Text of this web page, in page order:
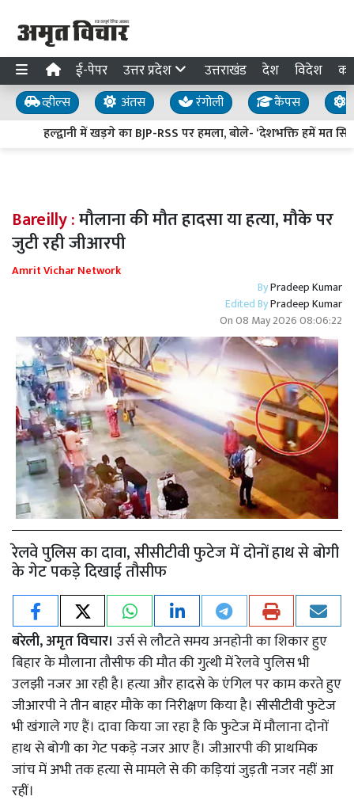
ई-पेपर उत्तर प्रदेश उत्तराखंड देश विदेश
व्हील्स अंतस रंगोली कैंपस
हल्द्वानी में खड़गे का BJP-RSS पर हमला, बोले- ‘देशभक्ति हमें मत
Bareilly :मौलाना की मौत हादसा या हत्या, मौके पर
जुटी रही जीआरपी
Amrit Vichar Network
ByPradeep Kumar
Edited ByPradeep Kumar
On08 May 2026 08:06:22
रेलवे पुलिस का दावा, सीसीटीवी फुटेज में दोनों हाथ से बोगी
के गेट पकड़े दिखाई तौसीफ
बरेली, अमृत विचार। उर्स से लौटते समय अनहोनी का शिकार हुए
बिहार के मौलाना तौसीफ की मौत की गुत्थी में रेलवे पुलिस भी
उलझी नजर आ रही है। हत्या और हादसे के एंगिल पर काम करते हुए
जीआरपी ने तीन बाहर मौके का निरीक्षण किया है। सीसीटीवी फुटेज
भी खंगाले गए हैं। दावा किया जा रहा है कि फुटेज में मौलाना दोनों
हाथ से बोगी का गेट पकड़े नजर आए हैं। जीआरपी की प्राथमिक
जांच में अभी तक हत्या से मामले से की कड़ियां जुड़ती नजर नहीं आ
रहीं।